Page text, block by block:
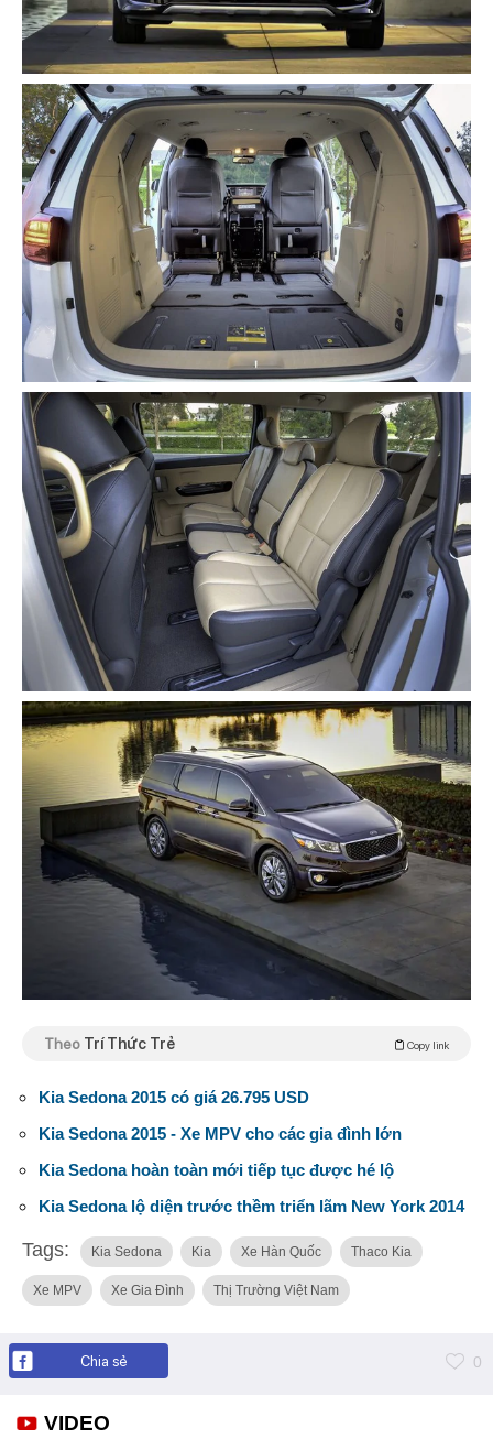
Theo Trí Thức Trẻ Copy link
Kia Sedona 2015 có giá 26.795 USD
Kia Sedona 2015 - Xe MPV cho các gia đình lớn
Kia Sedona hoàn toàn mới tiếp tục được hé lộ
Kia Sedona lộ diện trước thềm triển lãm New York 2014
Tags: Kia Sedona Kia Xe Hàn Quốc Thaco Kia
Xe MPV Xe Gia Đình Thị Trường Việt Nam
Chia sẻ 0
VIDEO